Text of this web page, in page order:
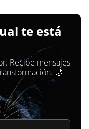
te está
Recibe mensajes
🌙